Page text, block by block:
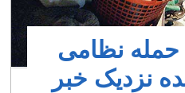
نظامی
نزدیک خبر